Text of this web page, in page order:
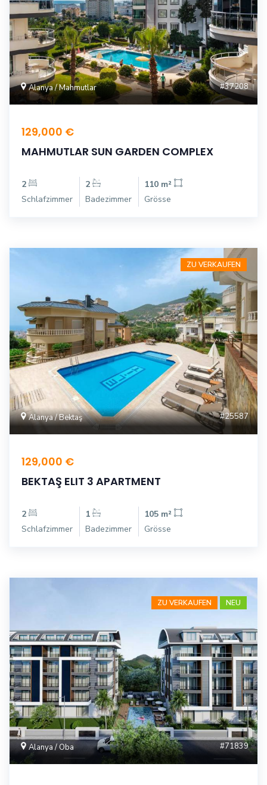
Alanya / Mahmutlar #37208
129,000 €
MAHMUTLAR SUN GARDEN COMPLEX
2
Schlafzimmer
2
Badezimmer
110 m²
Grösse
ZU VERKAUFEN
Alanya / Bektaş #25587
129,000 €
BEKTAŞ ELIT 3 APARTMENT
2
Schlafzimmer
1
Badezimmer
105 m²
Grösse
ZU VERKAUFEN NEU
Alanya / Oba #71839